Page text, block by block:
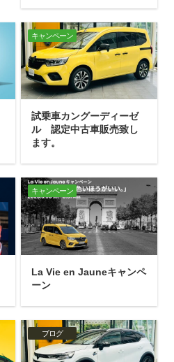
キャンペーン
試乗車カングーディーゼ
ル 認定中古車販売致し
ます。
キャンペーン
La Vie en Jauneキャンペ
ーン
ブログ